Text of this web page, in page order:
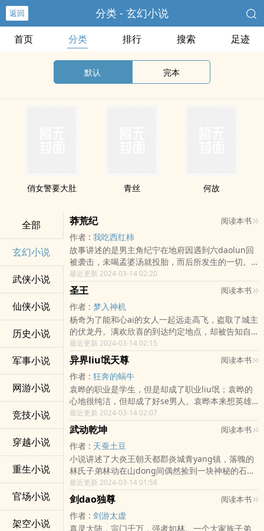
返回 分类 - 玄幻小说
首页 分类 排行 搜索 足迹
默认 完本
俏女警要大肚 青丝 何故
全部
玄幻小说
武侠小说
仙侠小说
历史小说
军事小说
网游小说
竞技小说
穿越小说
重生小说
官场小说
架空小说
莽荒纪 阅读本书
作者 : 我吃西红柿
故事讲述的是男主角纪宁在地府因遇到六daolun回
被袭击，未喝孟婆汤就投胎，而后所发生的一切。
一本小说，就是一个世界。在《莽荒纪》这个世界
里，有为了生存，和天斗，和地斗，和妖斗的部落
人们。有为了逍遥长生，历三灾九劫，纵死无悔的
修仙者。更有夸父逐ri而一天，纪宁在一个强大的部
族‘纪氏’出生了
最近更新 2024-03-14 02:20
圣王 阅读本书
作者 : 梦入神机
杨奇为了能和心ai的女人一起远走高飞，盗取了城主
的伏龙丹。满欢欣喜的到达约定地点，却被告知自
己只是被利用的棋子，随后还被追兵废了气功，天
降闪电劈中了杨奇，助其获得神象镇狱劲后发生的
故事。苦练修行，杨奇能否有朝一ri寻得生母？狭路
逢生，杨奇能否到达诸神位面？不甘屈服于力量，
绝不后悔人生！丰饶大陆风起云涌，杨奇将在此向
天夺命，迈向传奇！…
最近更新 2024-03-14 02:15
异界liu氓天尊 阅读本书
作者 : 狂奔的蜗牛
袁晔的职业是学生，但是却成了职业liu氓；袁晔的
心地很纯洁，但却成了好se男人。袁晔本来想英雄
救美，救回后拉回家里自己XXOO，如果有一天我袁
晔变成了liu氓，请告诉别人，我单纯过。玩网游被
电死，一个倒霉的悲剧男袁晔离奇穿越到异界，凭
借一tao网游中的天级功法，最终成为凌驾万物之上
的巅峰强者。…
最近更新 2024-03-14 02:07
武动乾坤 阅读本书
作者 : 天蚕土豆
小说讲述了大炎王朝天都郡炎城青yang镇，落魄的
林氏子弟林动在山dong间偶然捡到一块神秘的石符
而走上的逆袭之路。修炼一途，乃窃yinyang，夺造
化，转涅槃，握生死，掌lun回。武之极，破苍穹，
动乾坤！天下武学，分九品三乘，一二三品为下
乘，四五六品为中乘，七八九品则为上乘。在那上
最近更新 2024-03-14 01:58
剑dao独尊 阅读本书
作者 : 剑游太虚
真灵大陆，宗门千万，强者如林。一个大家族子弟